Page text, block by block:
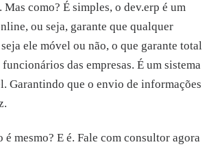
Mas como? É simples, o dev.erp é um
ou seja, garante que qualquer
ele móvel ou não, o que garante total
das empresas. É um sistema
Garantindo que o envio de informações
mesmo? E é. Fale com consultor agora